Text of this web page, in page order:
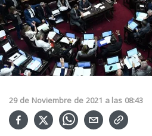
29 de Noviembre de 2021 a las 08:43